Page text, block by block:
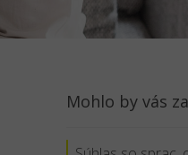
Mohlo by vás